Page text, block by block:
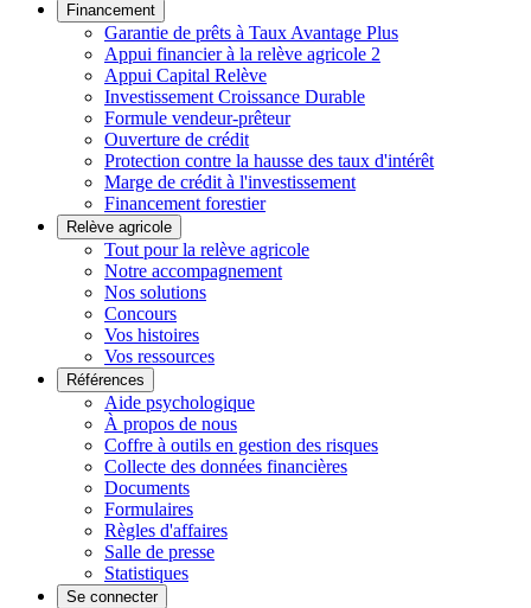
Financement
Garantie de prêts à Taux Avantage Plus
Appui financier à la relève agricole 2
Appui Capital Relève
Investissement Croissance Durable
Formule vendeur-prêteur
Ouverture de crédit
Protection contre la hausse des taux d'intérêt
Marge de crédit à l'investissement
Financement forestier
Relève agricole
Tout pour la relève agricole
Notre accompagnement
Nos solutions
Concours
Vos histoires
Vos ressources
Références
Aide psychologique
À propos de nous
Coffre à outils en gestion des risques
Collecte des données financières
Documents
Formulaires
Règles d'affaires
Salle de presse
Statistiques
Se connecter